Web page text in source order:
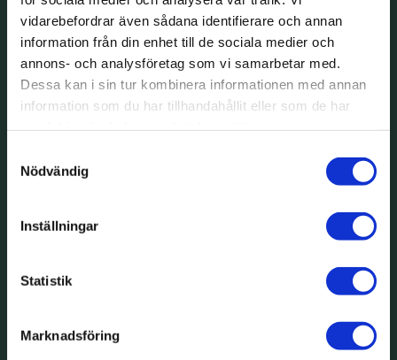
vidarebefordrar även sådana identifierare och annan
information från din enhet till de sociala medier och
annons- och analysföretag som vi samarbetar med.
Dessa kan i sin tur kombinera informationen med annan
information som du har tillhandahållit eller som de har
Nödvändig
Inställningar
Statistik
Marknadsföring